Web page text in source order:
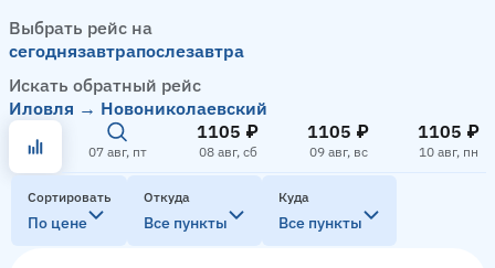
Выбрать рейс на
сегоднязавтрапослезавтра
Искать обратный рейс
Иловля → Новониколаевский
07 авг, пт
1105 ₽
08 авг, сб
1105 ₽
09 авг, вс
1105 ₽
10 авг, пн
Сортировать
По цене
Откуда
Все пункты
Куда
Все пункты